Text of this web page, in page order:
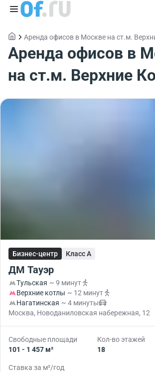
Аренда офисов в Москве на ст.м.
Аренда офисов в
на ст.м. Верхние
Бизнес-центр Класс A
ДМ Тауэр
Тульская ~ 9 минут
Верхние котлы ~ 12 минут
Нагатинская ~ 4 минуты
Москва, Новоданиловская набережная, 12
Свободные площади
101 - 1 457 м²
Кол-во этажей
18
Ставка за м²/год